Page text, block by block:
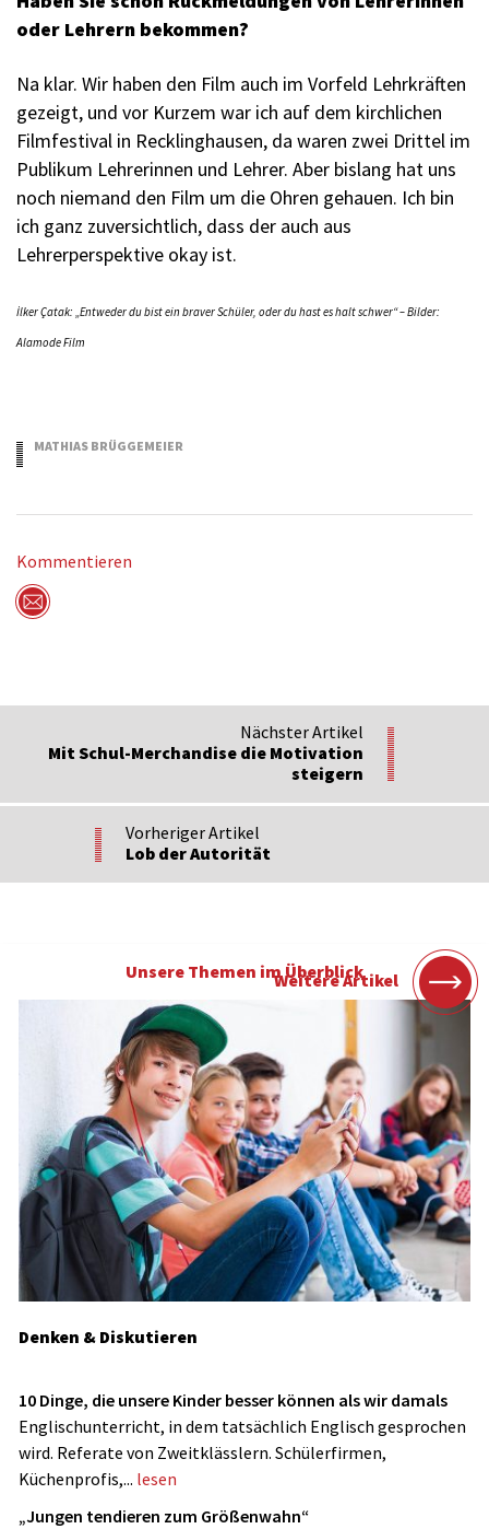
oder Lehrern bekommen?
Na klar. Wir haben den Film auch im Vorfeld Lehrkräften
gezeigt, und vor Kurzem war ich auf dem kirchlichen
Filmfestival in Recklinghausen, da waren zwei Drittel im
Publikum Lehrerinnen und Lehrer. Aber bislang hat uns
noch niemand den Film um die Ohren gehauen. Ich bin
ich ganz zuversichtlich, dass der auch aus
Lehrerperspektive okay ist.
İlker Çatak: „Entweder du bist ein braver Schüler, oder du hast es halt schwer“ – Bilder:
Alamode Film
MATHIAS BRÜGGEMEIER
Kommentieren
Nächster Artikel
Mit Schul-Merchandise die Motivation
steigern
Vorheriger Artikel
Lob der Autorität
Weitere Artikel
Unsere Themen im Überblick
Denken & Diskutieren
10 Dinge, die unsere Kinder besser können als wir damals
Englischunterricht, in dem tatsächlich Englisch gesprochen
wird. Referate von Zweitklässlern. Schülerfirmen,
Küchenprofis,... lesen
„Jungen tendieren zum Größenwahn“